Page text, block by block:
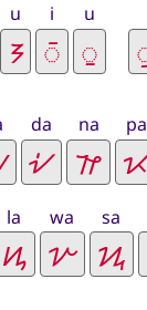
u i u
da na pa
la wa sa